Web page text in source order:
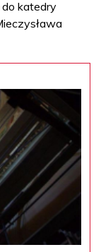
katedry